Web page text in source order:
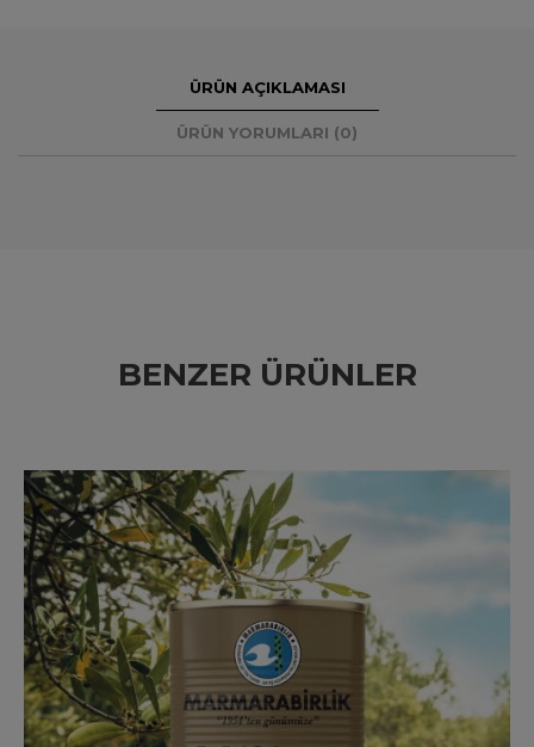
ÜRÜN AÇIKLAMASI
ÜRÜN YORUMLARI (0)
BENZER ÜRÜNLER